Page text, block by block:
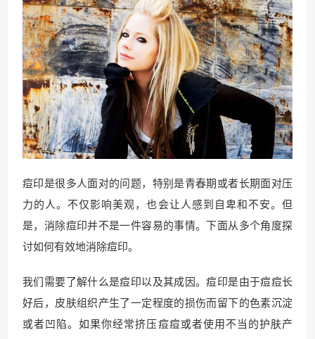
痘印是很多人面对的问题，特别是青春期或者长期面对压
力的人。不仅影响美观，也会让人感到自卑和不安。但
是，消除痘印并不是一件容易的事情。下面从多个角度探
讨如何有效地消除痘印。
我们需要了解什么是痘印以及其成因。痘印是由于痘痘长
好后，皮肤组织产生了一定程度的损伤而留下的色素沉淀
或者凹陷。如果你经常挤压痘痘或者使用不当的护肤产